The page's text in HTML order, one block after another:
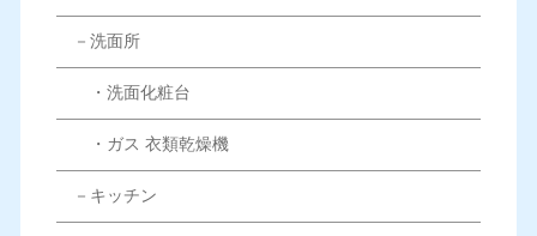
－洗面所
・洗面化粧台
・ガス 衣類乾燥機
－キッチン